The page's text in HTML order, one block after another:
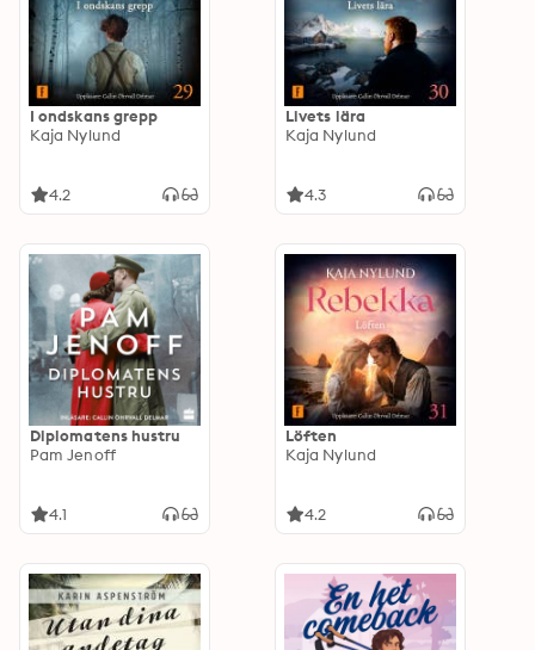
I ondskans grepp
Kaja Nylund
4.2
Livets lära
Kaja Nylund
4.3
Diplomatens hustru
Pam Jenoff
4.1
Löften
Kaja Nylund
4.2